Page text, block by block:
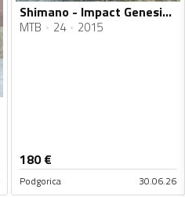
Shimano - Impact Genesis 7005 pro
MTB 24 2015
180€
Podgorica 30.06.26